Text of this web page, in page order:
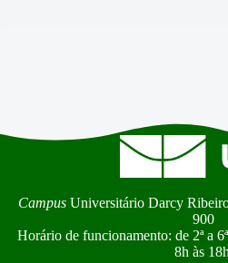
Campus Universitário Darcy
900
Horário de funcionamento: de 2ª a
8h às